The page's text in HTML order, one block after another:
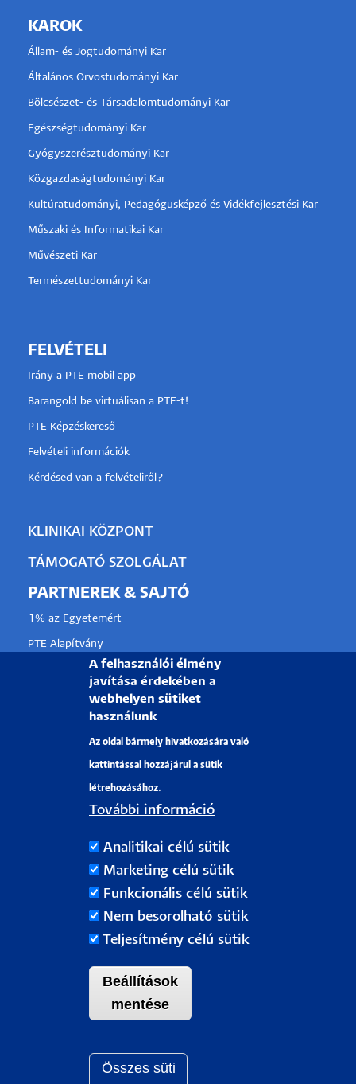
KAROK
Állam- és Jogtudományi Kar
Általános Orvostudományi Kar
Bölcsészet- és Társadalomtudományi Kar
Egészségtudományi Kar
Gyógyszerésztudományi Kar
Közgazdaságtudományi Kar
Kultúratudományi, Pedagógusképző és Vidékfejlesztési Kar
Műszaki és Informatikai Kar
Művészeti Kar
Természettudományi Kar
FELVÉTELI
Irány a PTE mobil app
Barangold be virtuálisan a PTE-t!
PTE Képzéskereső
Felvételi információk
Kérdésed van a felvételiről?
KLINIKAI KÖZPONT
TÁMOGATÓ SZOLGÁLAT
PARTNEREK & SAJTÓ
1% az Egyetemért
PTE Alapítvány
Partnerkapcsolati lehetőségek
Médiaajánlat
Pályázati projektek
H-7622 Pécs, Vasvári Pál utca. 4.
Tel.:+36-72/501-500
Rektori Kabinet: +36 30/787-2913
A felhasználói élmény
javítása érdekében a
webhelyen sütiket
használunk
Az oldal bármely hivatkozására való
kattintással hozzájárul a sütik
létrehozásához.
További információ
Analitikai célú sütik
Marketing célú sütik
Funkcionális célú sütik
Nem besorolható sütik
Teljesítmény célú sütik
Beállítások
mentése
Összes süti